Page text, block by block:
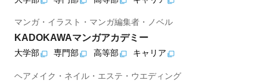
マンガ・イラスト・マンガ編集者・ノベル
KADOKAWAマンガアカデミー
大学部 専門部 高等部 キャリア
ヘアメイク・ネイル・エステ・ウエディング